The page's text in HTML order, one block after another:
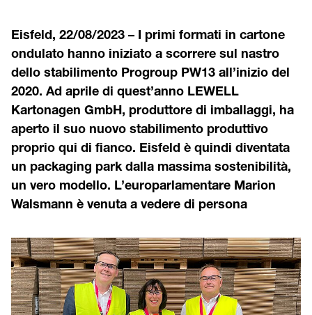
Eisfeld, 22/08/2023 – I primi formati in cartone
ondulato hanno iniziato a scorrere sul nastro
dello stabilimento Progroup PW13 all’inizio del
2020. Ad aprile di quest’anno LEWELL
Kartonagen GmbH, produttore di imballaggi, ha
aperto il suo nuovo stabilimento produttivo
proprio qui di fianco. Eisfeld è quindi diventata
un packaging park dalla massima sostenibilità,
un vero modello. L’europarlamentare Marion
Walsmann è venuta a vedere di persona